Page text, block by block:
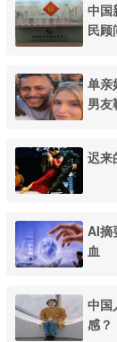
中国
民顾
单亲
男友
迟来
AI摘
血
中国
感？